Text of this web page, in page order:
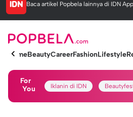
Baca artikel Popbela lainnya di IDN App
HomeBeautyCareerFashionLifestyle
For
You
Iklanin di IDN